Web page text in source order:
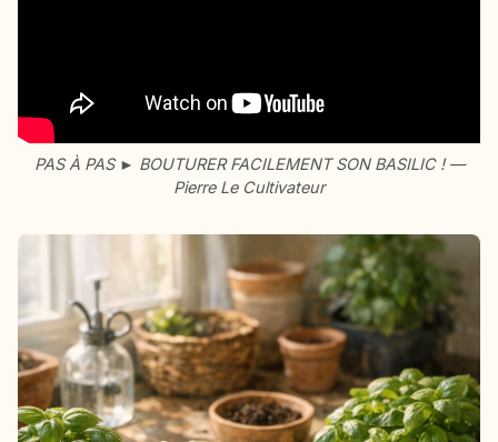
PAS À PAS ► BOUTURER FACILEMENT SON BASILIC ! —
Pierre Le Cultivateur